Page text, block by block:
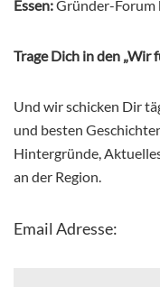
Essen:Gründer-
Trage Dich in den
Und wir schicken Dir
und besten
Hintergründe,
an der Region.
Email Adresse: